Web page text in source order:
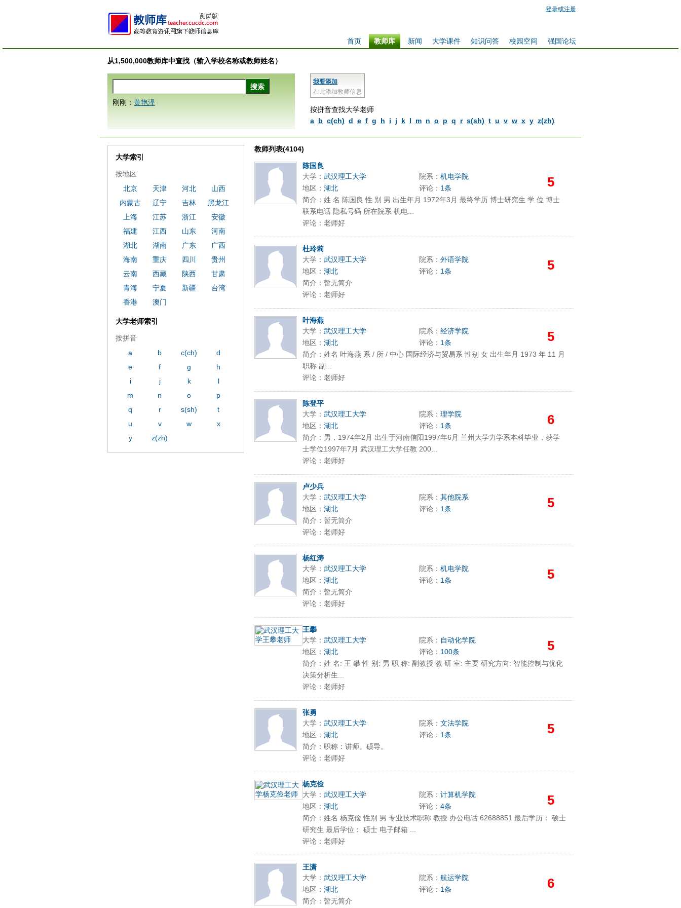
登录或注册
强国论坛
校园空间
知识问答
大学课件
新闻
教师库
首页
从1,500,000教师库中查找（输入学校名称或教师姓名）
我要添加
在此添加教师信息
按拼音查找大学老师
a b c(ch) d e f g h i j k l m n o p q r s(sh) t u v w x y z(zh)
刚刚： 黄艳泽
教师列表(4104)
陈国良
大学： 武汉理工大学 院系： 机电学院 5
地区： 湖北 评论： 1条
简介：姓 名 陈国良 性 别 男 出生年月 1972年3月 最终学历 博士研究生 学 位 博士
联系电话 隐私号码 所在院系 机电...
评论：老师好
杜玲莉
大学： 武汉理工大学 院系： 外语学院 5
地区： 湖北 评论： 1条
简介：暂无简介
评论：老师好
叶海燕
大学： 武汉理工大学 院系： 经济学院 5
地区： 湖北 评论： 1条
简介：姓名 叶海燕 系 / 所 / 中心 国际经济与贸易系 性别 女 出生年月 1973 年 11 月
职称 副...
评论：老师好
陈登平
大学： 武汉理工大学 院系： 理学院 6
地区： 湖北 评论： 1条
简介：男，1974年2月 出生于河南信阳1997年6月 兰州大学力学系本科毕业，获学
士学位1997年7月 武汉理工大学任教 200...
评论：老师好
卢少兵
大学： 武汉理工大学 院系： 其他院系 5
地区： 湖北 评论： 1条
简介：暂无简介
评论：老师好
杨红涛
大学： 武汉理工大学 院系： 机电学院 5
地区： 湖北 评论： 1条
简介：暂无简介
评论：老师好
王攀
大学： 武汉理工大学 院系： 自动化学院 5
地区： 湖北 评论： 100条
简介：姓 名: 王 攀 性 别: 男 职 称: 副教授 教 研 室: 主要 研究方向: 智能控制与优化
决策分析生...
评论：老师好
张勇
大学： 武汉理工大学 院系： 文法学院 5
地区： 湖北 评论： 1条
简介：职称：讲师。硕导。
评论：老师好
杨克俭
大学： 武汉理工大学 院系： 计算机学院 5
地区： 湖北 评论： 4条
简介：姓名 杨克俭 性别 男 专业技术职称 教授 办公电话 62688851 最后学历： 硕士
研究生 最后学位： 硕士 电子邮箱 ...
评论：老师好
王潇
大学： 武汉理工大学 院系： 航运学院 6
地区： 湖北 评论： 1条
简介：暂无简介
大学索引
按地区
北京
天津 河北
山西
内蒙古
辽宁 吉林
黑龙江
上海
江苏 浙江
安徽
福建
江西 山东
河南
湖北
湖南 广东
广西
海南
重庆 四川
贵州
云南
西藏 陕西
甘肃
青海
宁夏 新疆
台湾
香港
澳门
大学老师索引
按拼音
a
b c(ch)
d
e
f g
h
i
j k
l
m
n o
p
q
r s(sh)
t
u
v w
x
y
z(zh)